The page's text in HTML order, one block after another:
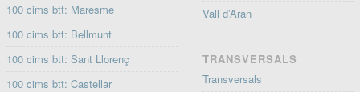
100 cims btt: Maresme
100 cims btt: Bellmunt
100 cims btt: Sant Llorenç
100 cims btt: Castellar
Vall d’Aran
TRANSVERSALS
Transversals